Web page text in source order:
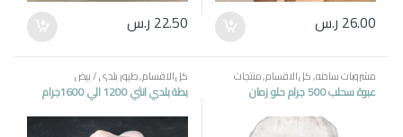
26.00 ر.س 22.50 ر.س
مشروبات ساخنه,كل الاقسام,منتجات
مصرية
عبوة سحلب 500 جرام حلو زمان
كل الاقسام,طيور بلدي / بيض
بطة بلدي انثي 1200 الي 1600جرام